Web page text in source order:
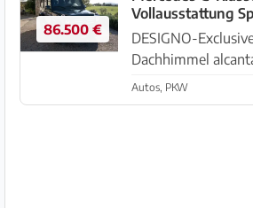
Unfälle, alles
86.500 €
Vollausstattung
Sitzklima
DESIGNO-
Dachhimmel
schwarz, Distronic-
Autos, PKW